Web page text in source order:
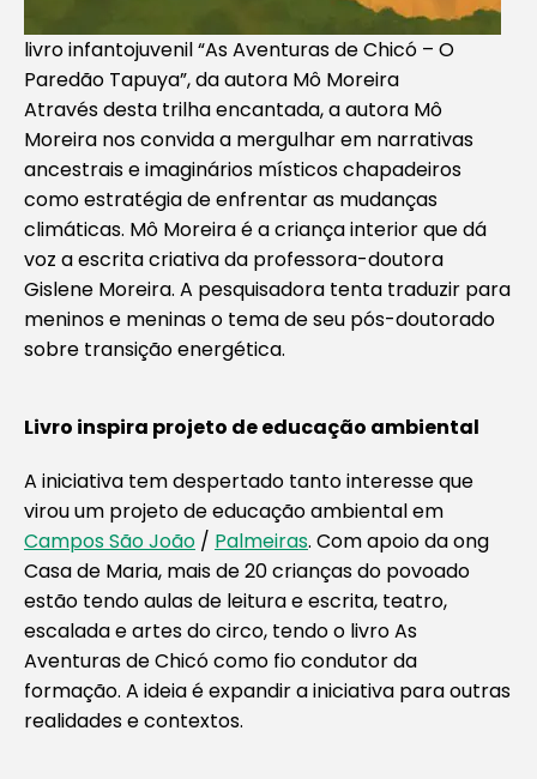
livro infantojuvenil “As Aventuras de Chicó – O
Paredão Tapuya”, da autora Mô Moreira
Através desta trilha encantada, a autora Mô
Moreira nos convida a mergulhar em narrativas
ancestrais e imaginários místicos chapadeiros
como estratégia de enfrentar as mudanças
climáticas. Mô Moreira é a criança interior que dá
voz a escrita criativa da professora-doutora
Gislene Moreira. A pesquisadora tenta traduzir para
meninos e meninas o tema de seu pós-doutorado
sobre transição energética.
Livro inspira projeto de educação ambiental
A iniciativa tem despertado tanto interesse que
virou um projeto de educação ambiental em
Campos São João / Palmeiras. Com apoio da ong
Casa de Maria, mais de 20 crianças do povoado
estão tendo aulas de leitura e escrita, teatro,
escalada e artes do circo, tendo o livro As
Aventuras de Chicó como fio condutor da
formação. A ideia é expandir a iniciativa para outras
realidades e contextos.